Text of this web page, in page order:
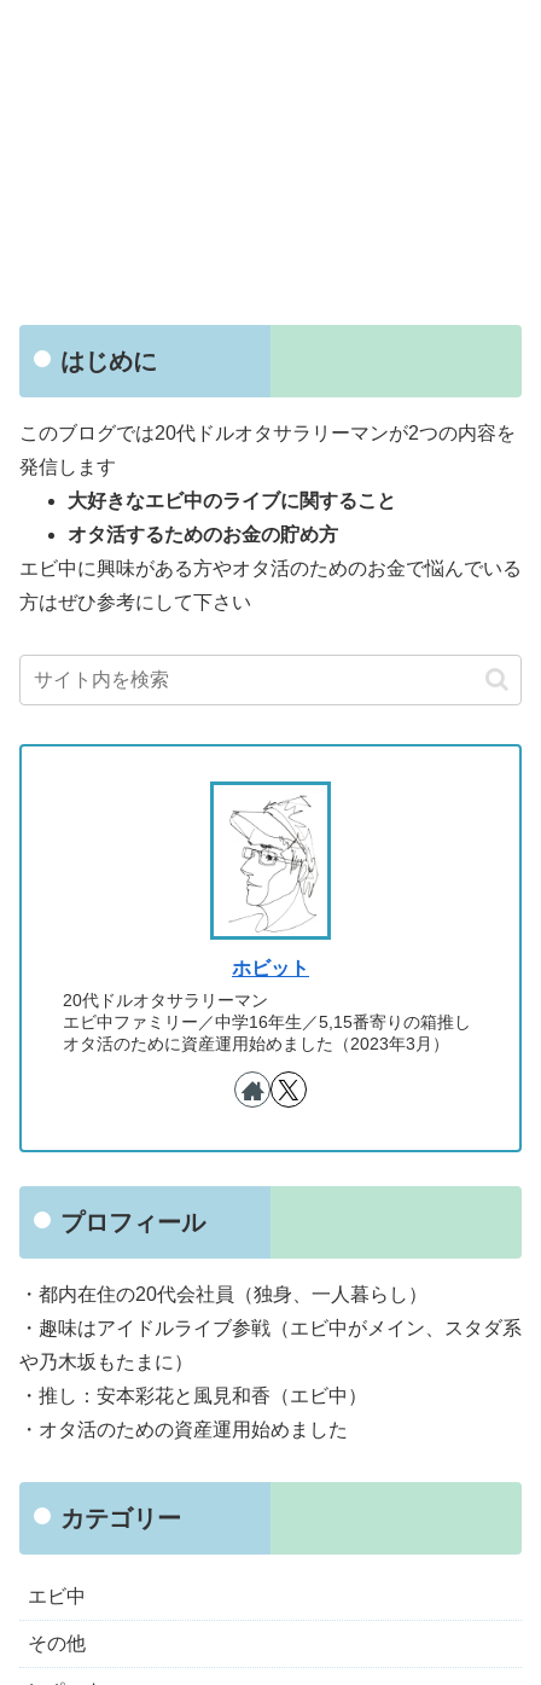
はじめに
このブログでは20代ドルオタサラリーマンが2つの内容を
発信します
大好きなエビ中のライブに関すること
オタ活するためのお金の貯め方
エビ中に興味がある方やオタ活のためのお金で悩んでいる
方はぜひ参考にして下さい
ホビット
20代ドルオタサラリーマン
エビ中ファミリー／中学16年生／5,15番寄りの箱推し
オタ活のために資産運用始めました（2023年3月）
プロフィール
・都内在住の20代会社員（独身、一人暮らし）
・趣味はアイドルライブ参戦（エビ中がメイン、スタダ系
や乃木坂もたまに）
・推し：安本彩花と風見和香（エビ中）
・オタ活のための資産運用始めました
カテゴリー
エビ中
その他